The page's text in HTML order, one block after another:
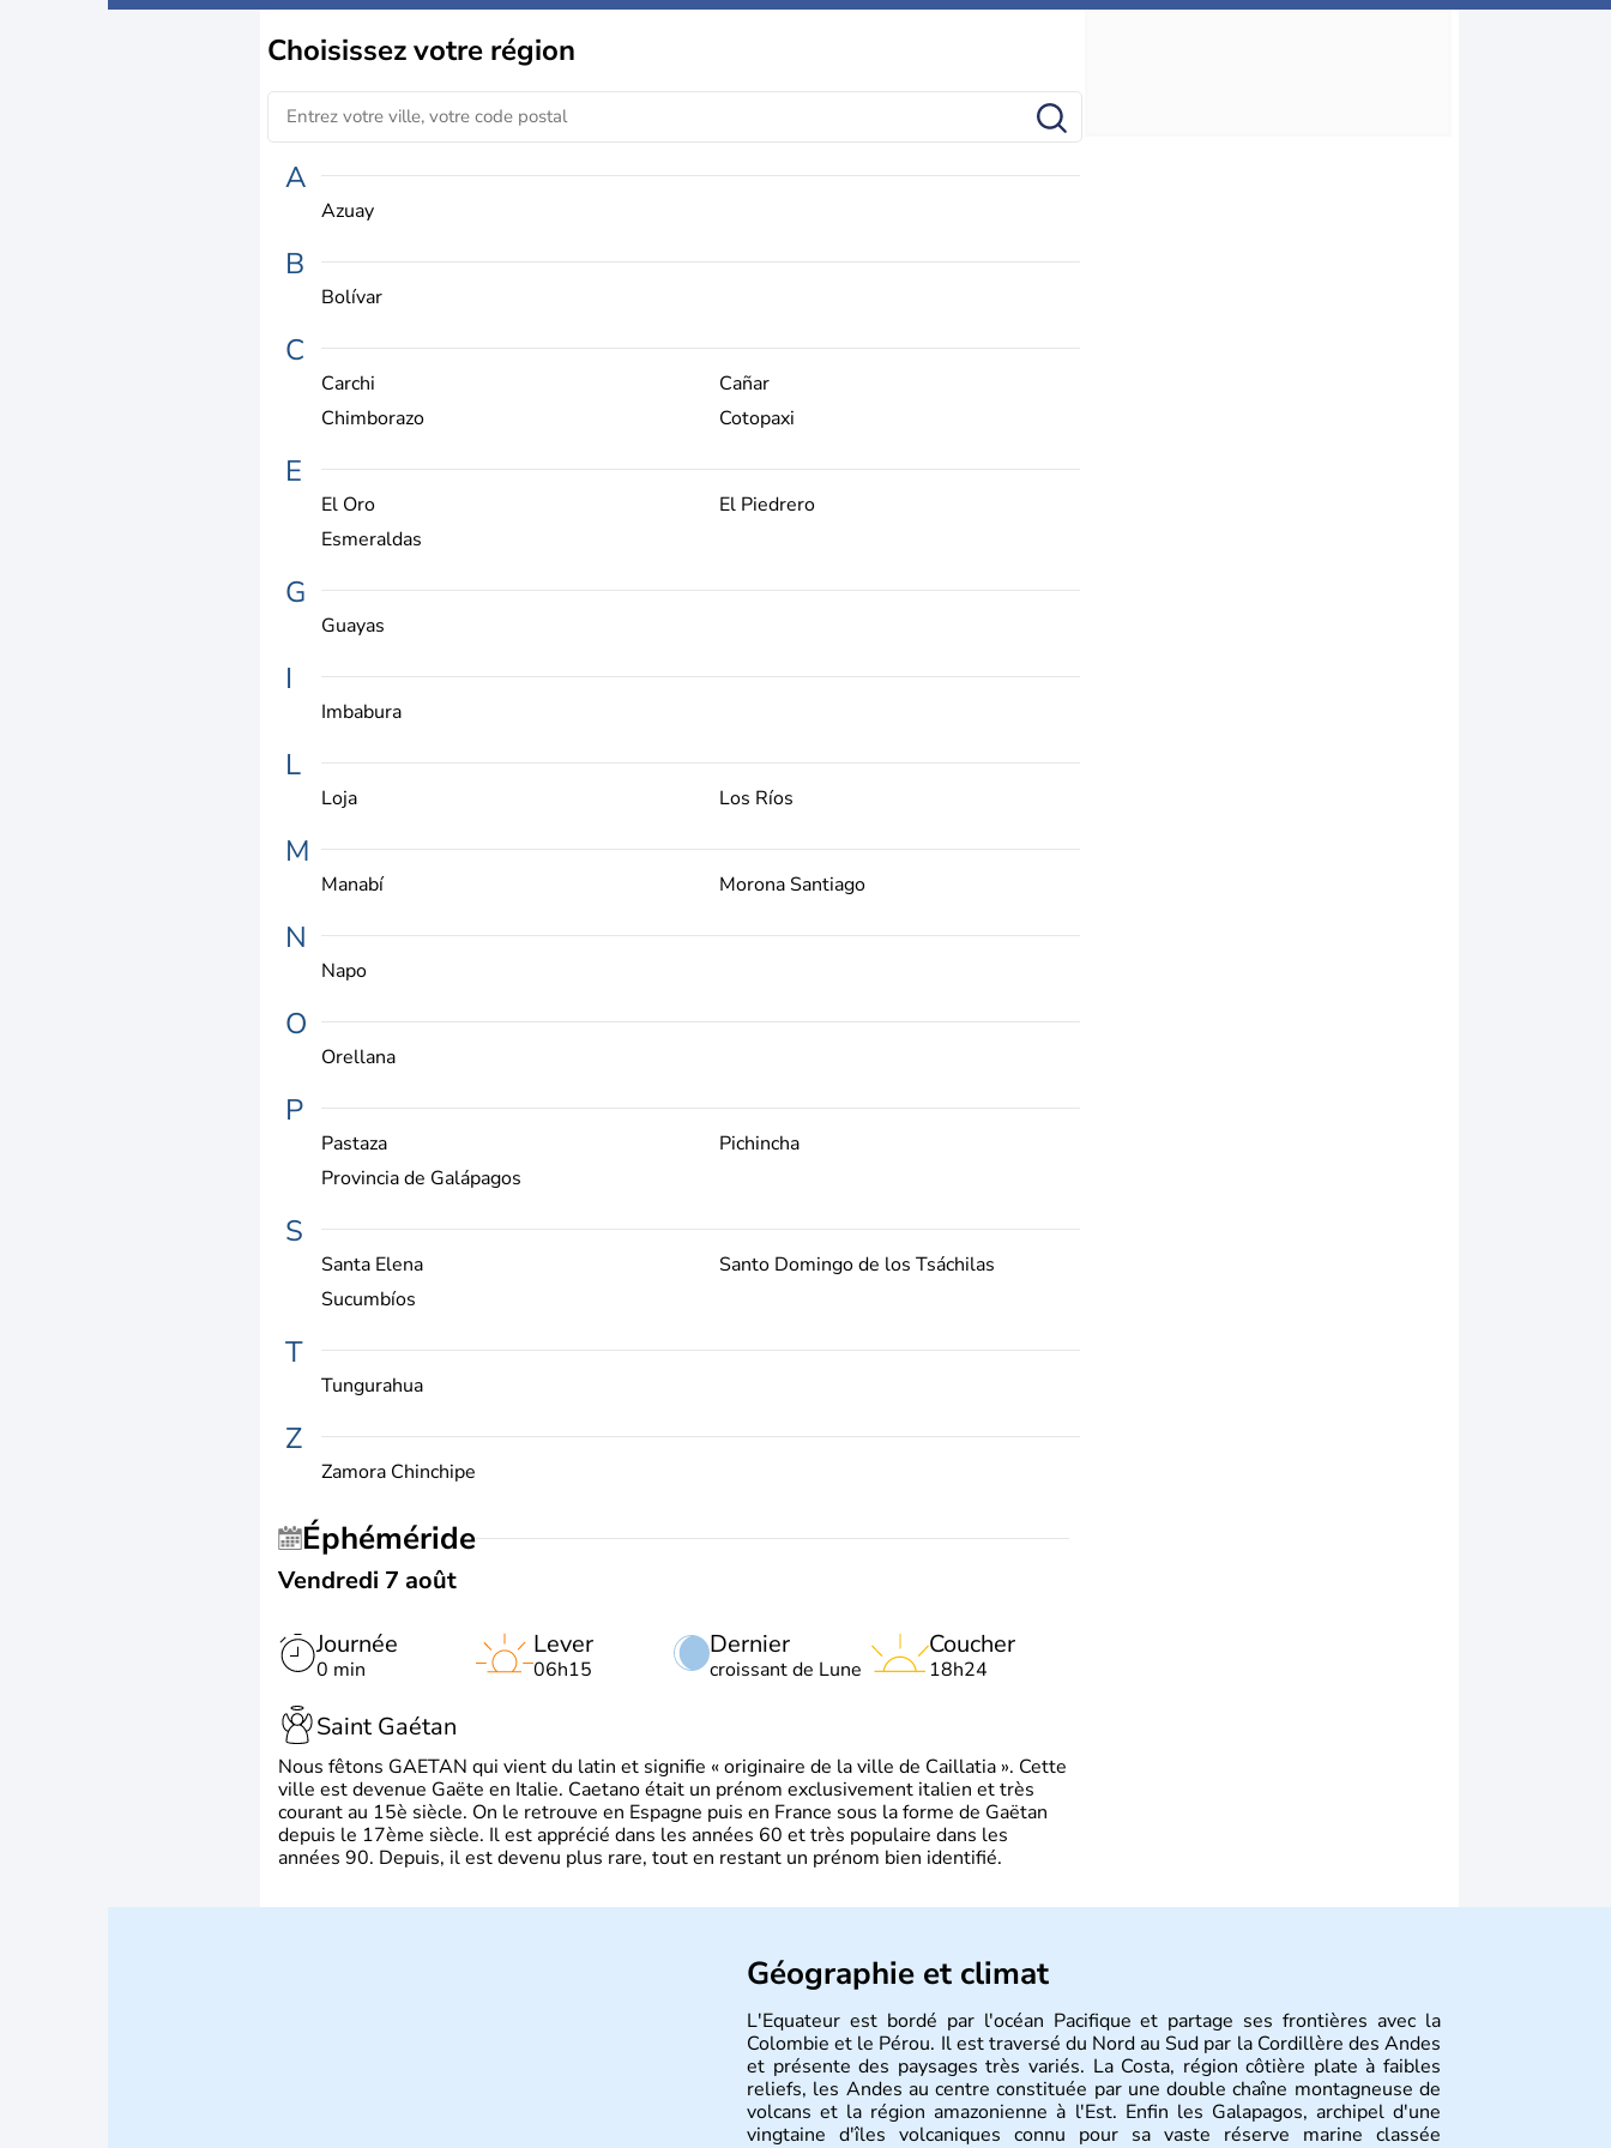
Choisissezvotre région
A
Azuay
B
Bolívar
C
Carchi
Cañar
Chimborazo
Cotopaxi
E
El Oro
El Piedrero
Esmeraldas
G
Guayas
I
Imbabura
L
Loja Los Ríos
M
Manabí Morona Santiago
N
Napo
O
Orellana
P
Pastaza
Pichincha
Provincia de Galápagos
S
Santa Elena
Santo Domingo de los Tsáchilas
Sucumbíos
T
Tungurahua
Z
Zamora Chinchipe
Éphéméride
Vendredi 7 août
Journée
0 min
Dernier
croissant de Lune
Lever
06h15
Coucher
18h24
Saint Gaétan
Nous fêtons GAETAN qui vient du latin et signifie « originaire de la ville de Caillatia ». Cette
ville est devenue Gaëte en Italie. Caetano était un prénom exclusivement italien et très
courant au 15è siècle. On le retrouve en Espagne puis en France sous la forme de Gaëtan
depuis le 17ème siècle. Il est apprécié dans les années 60 et très populaire dans les
années 90. Depuis, il est devenu plus rare, tout en restant un prénom bien identifié.
Géographie et climat
L'Equateur est bordé par l'océan Pacifique et partage ses frontières avec la
Colombie et le Pérou. Il est traversé du Nord au Sud par la Cordillère des Andes
et présente des paysages très variés. La Costa, région côtière plate à faibles
reliefs, les Andes au centre constituée par une double chaîne montagneuse de
volcans et la région amazonienne à l'Est. Enfin les Galapagos, archipel d'une
vingtaine d'îles volcaniques connu pour sa vaste réserve marine classée